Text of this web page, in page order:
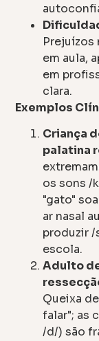
Prejuízos
em aula,
em
clara.
Exemplos
Criança
palatina
os sons /
"gato"
ar nasal
produzir /
escola.
Adulto
Queixa
falar"; as
/d/) são